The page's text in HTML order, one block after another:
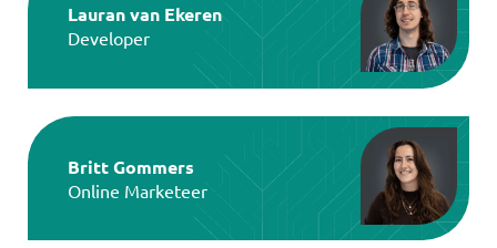
Lauran van Ekeren
Developer
Britt Gommers
Online Marketeer